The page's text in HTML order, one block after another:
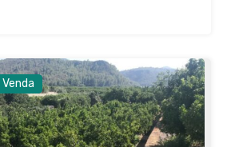
Venda